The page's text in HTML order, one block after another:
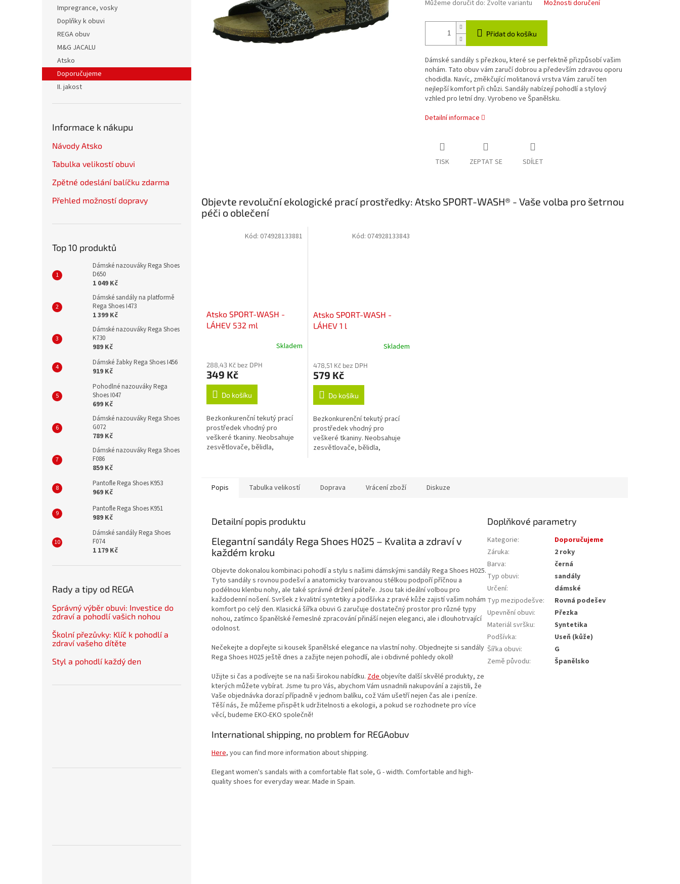
Impregrance, vosky
Doplňky k obuvi
REGA obuv
M&G JACALU
Atsko
Doporučujeme
II. jakost
Informace k nákupu
Návody Atsko
Tabulka velikostí obuvi
Zpětné odeslání balíčku zdarma
Přehled možností dopravy
Top 10 produktů
Dámské nazouváky Rega Shoes
D650
1 049 Kč
Dámské sandály na platformě
Rega Shoes I473
1 399 Kč
Dámské nazouváky Rega Shoes
K730
989 Kč
Dámské žabky Rega Shoes I456
919 Kč
Pohodlné nazouváky Rega
Shoes I047
699 Kč
Dámské nazouváky Rega Shoes
G072
789 Kč
Dámské nazouváky Rega Shoes
F086
859 Kč
Pantofle Rega Shoes K953
969 Kč
Pantofle Rega Shoes K951
989 Kč
Dámské sandály Rega Shoes
F074
1 179 Kč
Rady a tipy od REGA
Správný výběr obuvi: Investice do
zdraví a pohodlí vašich nohou
Školní přezůvky: Klíč k pohodlí a
zdraví vašeho dítěte
Styl a pohodlí každý den
Můžeme doručit do: Zvolte variantu Možnosti doručení
Přidat do košíku
Dámské sandály s přezkou, které se perfektně přizpůsobí vašim
nohám. Tato obuv vám zaručí dobrou a především zdravou oporu
chodidla. Navíc, změkčující molitanová vrstva Vám zaručí ten
nejlepší komfort při chůzi. Sandály nabízejí pohodlí a stylový
vzhled pro letní dny. Vyrobeno ve Španělsku.
Detailní informace
TISK ZEPTAT SE SDÍLET
Objevte revoluční ekologické prací prostředky: Atsko SPORT-WASH® - Vaše volba pro šetrnou
péči o oblečení
Atsko SPORT-WASH -
LÁHEV 532 ml
Skladem
288,43 Kč bez DPH
349 Kč
Do košíku
Bezkonkurenční tekutý prací
prostředek vhodný pro
veškeré tkaniny. Neobsahuje
zesvětlovače, bělidla,
Kód: 074928133881
Atsko SPORT-WASH -
LÁHEV 1 l
Skladem
478,51 Kč bez DPH
579 Kč
Do košíku
Bezkonkurenční tekutý prací
prostředek vhodný pro
veškeré tkaniny. Neobsahuje
zesvětlovače, bělidla,
Kód: 074928133843
Popis Tabulka velikostí Doprava Vrácení zboží Diskuze
Detailní popis produktu
Elegantní sandály Rega Shoes H025 – Kvalita a zdraví v
každém kroku
Objevte dokonalou kombinaci pohodlí a stylu s našimi dámskými sandály Rega Shoes H025.
Tyto sandály s rovnou podešví a anatomicky tvarovanou stélkou podpoří příčnou a
podélnou klenbu nohy, ale také správné držení páteře. Jsou tak ideální volbou pro
každodenní nošení. Svršek z kvalitní syntetiky a podšívka z pravé kůže zajistí vašim nohám
komfort po celý den. Klasická šířka obuvi G zaručuje dostatečný prostor pro různé typy
nohou, zatímco španělské řemeslné zpracování přináší nejen eleganci, ale i dlouhotrvající
odolnost.
Nečekejte a dopřejte si kousek španělské elegance na vlastní nohy. Objednejte si sandály
Rega Shoes H025 ještě dnes a zažijte nejen pohodlí, ale i obdivné pohledy okolí!
Užijte si čas a podívejte se na naši širokou nabídku. Zde objevíte další skvělé produkty, ze
kterých můžete vybírat. Jsme tu pro Vás, abychom Vám usnadnili nakupování a zajistili, že
Vaše objednávka dorazí případně v jednom balíku, což Vám ušetří nejen čas ale i peníze.
Těší nás, že můžeme přispět k udržitelnosti a ekologii, a pokud se rozhodnete pro více
věcí, budeme EKO-EKO společně!
International shipping, no problem for REGAobuv
Here, you can find more information about shipping.
Elegant women's sandals with a comfortable flat sole, G - width. Comfortable and high-
quality shoes for everyday wear. Made in Spain.
Doplňkové parametry
Kategorie:
Doporučujeme
Záruka:
2 roky
Barva:
černá
Typ obuvi:
sandály
Určení:
dámské
Typ mezipodešve:
Rovná podešev
Upevnění obuvi:
Přezka
Materiál svršku:
Syntetika
Podšívka:
Useň (kůže)
Šířka obuvi:
G
Země původu: Španělsko